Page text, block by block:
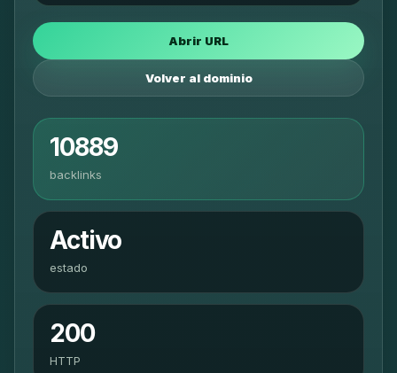
Abrir URL
Volver al dominio
10889
backlinks
Activo
estado
200
HTTP